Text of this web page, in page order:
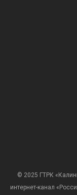
© 2025 ГТРК
интернет-канал